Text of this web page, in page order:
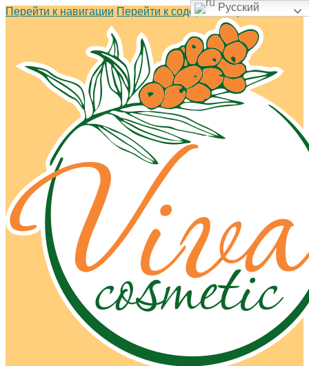
Перейти к навигации Перейти к содержимому
Русский